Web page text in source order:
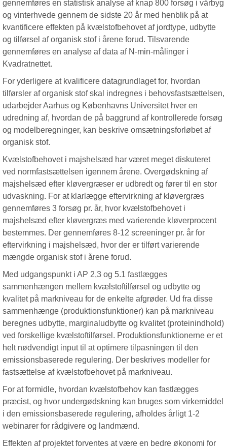
gennemføres en statistisk analyse af knap 800 forsøg i vårbyg
og vinterhvede gennem de sidste 20 år med henblik på at
kvantificere effekten på kvælstofbehovet af jordtype, udbytte
og tilførsel af organisk stof i årene forud. Tilsvarende
gennemføres en analyse af data af N-min-målinger i
Kvadratnettet.
For yderligere at kvalificere datagrundlaget for, hvordan
tilførsler af organisk stof skal indregnes i behovsfastsættelsen,
udarbejder Aarhus og Københavns Universitet hver en
udredning af, hvordan de på baggrund af kontrollerede forsøg
og modelberegninger, kan beskrive omsætningsforløbet af
organisk stof.
Kvælstofbehovet i majshelsæd har været meget diskuteret
ved normfastsættelsen igennem årene. Overgødskning af
majshelsæd efter kløvergræser er udbredt og fører til en stor
udvaskning. For at klarlægge eftervirkning af kløvergræs
gennemføres 3 forsøg pr. år, hvor kvælstofbehovet i
majshelsæd efter kløvergræs med varierende kløverprocent
bestemmes. Der gennemføres 8-12 screeninger pr. år for
eftervirkning i majshelsæd, hvor der er tilført varierende
mængde organisk stof i årene forud.
Med udgangspunkt i AP 2,3 og 5.1 fastlægges
sammenhængen mellem kvælstoftilførsel og udbytte og
kvalitet på markniveau for de enkelte afgrøder. Ud fra disse
sammenhænge (produktionsfunktioner) kan på markniveau
beregnes udbytte, marginaludbytte og kvalitet (proteinindhold)
ved forskellige kvælstoftilførsel. Produktionsfunktionerne er et
helt nødvendigt input til at optimere tilpasningen til den
emissionsbaserede regulering. Der beskrives modeller for
fastsættelse af kvælstofbehovet på markniveau.
For at formidle, hvordan kvælstofbehov kan fastlægges
præcist, og hvor undergødskning kan bruges som virkemiddel
i den emissionsbaserede regulering, afholdes årligt 1-2
webinarer for rådgivere og landmænd.
Effekten af projektet forventes at være en bedre økonomi for